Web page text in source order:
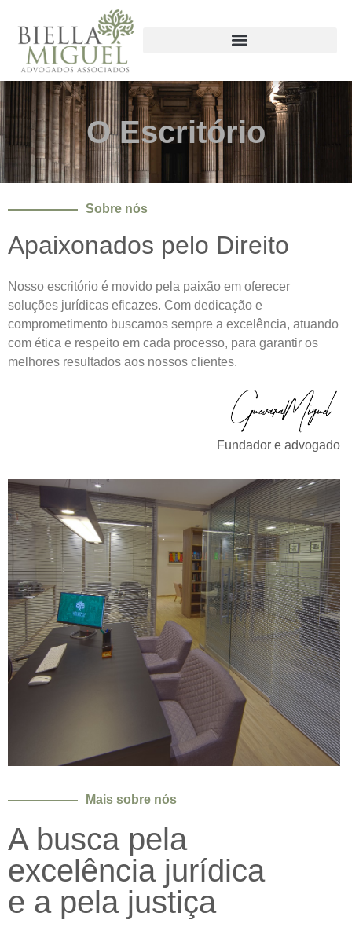
O Escritório
Sobre nós
Apaixonados pelo Direito
Nosso escritório é movido pela paixão em oferecer
soluções jurídicas eficazes. Com dedicação e
comprometimento buscamos sempre a excelência, atuando
com ética e respeito em cada processo, para garantir os
melhores resultados aos nossos clientes.
Fundador e advogado
Mais sobre nós
A busca pela
excelência jurídica
e a pela justiça